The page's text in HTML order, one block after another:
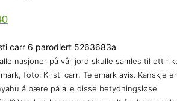
nasjoner på vår jord skulle samles til ett
foto: Kirsti carr, Telemark avis. Kanskje er
å bære på alle disse betydningsløse